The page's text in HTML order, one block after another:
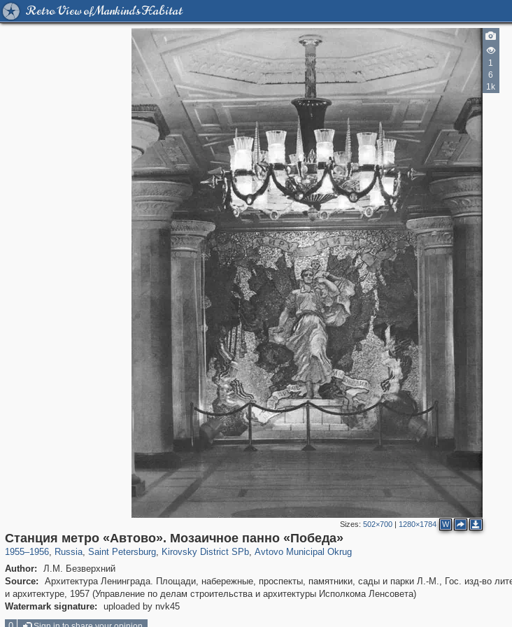
Retro View of Mankind's Habitat
1
6
1k
Sizes: 502×700| 1280×1784 W
Станция метро «Автово». Мозаичное панно «Победа»
1955–1956, Russia
1,407,363 29,248
, Saint Petersburg
197,265 5,714
, Kirovsky District SPb
5,973 112
, Avtovo Municipal Okrug
1,352 24
Author:
Л.М. Безверхний
Source:
Архитектура Ленинграда. Площади, набережные, проспекты, памятники, сады и парки Л.-М., Гос. изд-во
и архитектуре, 1957 (Управление по делам строительства и архитектуры Исполкома Ленсовета)
Watermark signature:
uploaded by nvk45